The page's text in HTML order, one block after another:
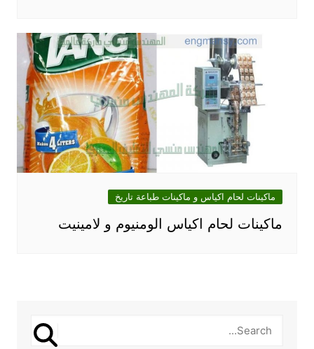
ماكينات لحام اكياس و ماكينات طباعة تاريخ
ماكينات لحام اكياس الومنيوم و لامينيت